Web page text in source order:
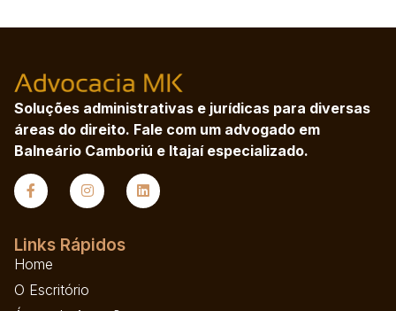
Soluções administrativas e jurídicas para diversas
áreas do direito. Fale com um advogado em
Balneário Camboriú e Itajaí especializado.
Links Rápidos
Home
O Escritório